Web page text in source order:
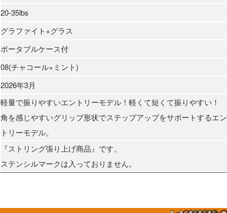
20‐35lbs
グラファイト+グラス
ポータブルケース付
08(チャコール×ミント)
2026年3月
軽量で振りやすいエントリーモデル！軽くて短くて振りやすい！
角を感じやすいグリップ形状でステップアップをサポートするエン
トリーモデル。
『ストリング張り上げ商品』です。
ステンシルマークは入っておりません。